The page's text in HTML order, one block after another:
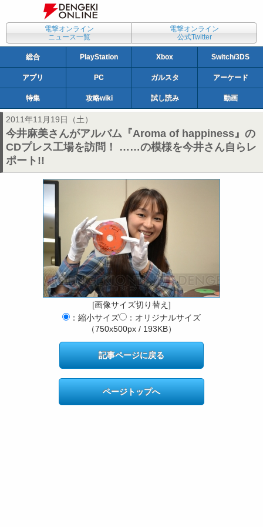
電撃オンライン
ニュース一覧
電撃オンライン
公式Twitter
総合 PlayStation Xbox Switch/3DS
アプリ PC ガルスタ アーケード
特集 攻略wiki 試し読み 動画
2011年11月19日（土）
今井麻美さんがアルバム『Aroma of happiness』の
CDプレス工場を訪問！ ……の模様を今井さん自らレ
ポート!!
[画像サイズ切り替え]
：縮小サイズ
：オリジナルサイズ
（750x500px / 193KB）
記事ページに戻る
ページトップへ